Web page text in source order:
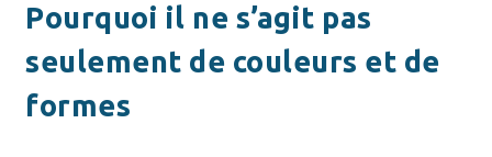
Pourquoi il ne s’agit pas
seulement de couleurs et de
formes